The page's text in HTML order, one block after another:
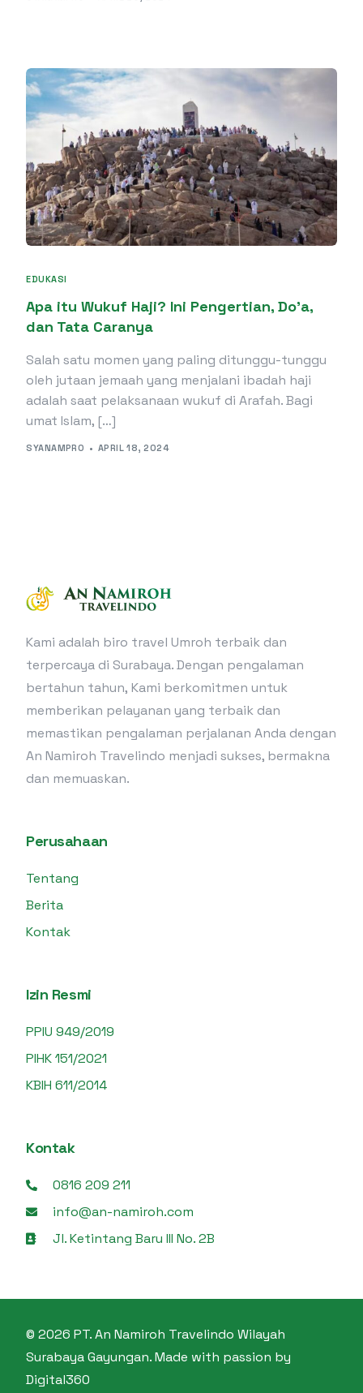
EDUKASI
Apa itu Wukuf Haji? Ini Pengertian, Do’a,
dan Tata Caranya
Salah satu momen yang paling ditunggu-tunggu
oleh jutaan jemaah yang menjalani ibadah haji
adalah saat pelaksanaan wukuf di Arafah. Bagi
umat Islam, […]
SYANAMPRO APRIL 18, 2024
Kami adalah biro travel Umroh terbaik dan
terpercaya di Surabaya. Dengan pengalaman
bertahun tahun, Kami berkomitmen untuk
memberikan pelayanan yang terbaik dan
memastikan pengalaman perjalanan Anda dengan
An Namiroh Travelindo menjadi sukses, bermakna
dan memuaskan.
Perusahaan
Tentang
Berita
Kontak
Izin Resmi
PPIU 949/2019
PIHK 151/2021
KBIH 611/2014
Kontak
0816 209 211
info@an-namiroh.com
Jl. Ketintang Baru III No. 2B
© 2026 PT. An Namiroh Travelindo Wilayah
Surabaya Gayungan. Made with passion by
Digital360